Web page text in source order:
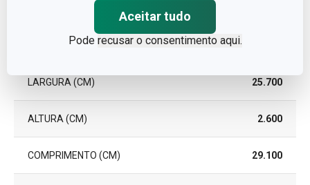
Aceitar tudo
Pode recusar o consentimento aqui.
LARGURA (CM) 25.700
ALTURA (CM) 2.600
COMPRIMENTO (CM) 29.100